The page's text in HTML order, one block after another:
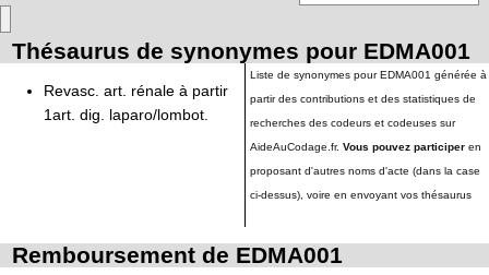
Thésaurus de synonymes pour EDMA001
Revasc. art. rénale à partir
1art. dig. laparo/lombot.
Liste de synonymes pour EDMA001 générée à
partir des contributions et des statistiques de
recherches des codeurs et codeuses sur
AideAuCodage.fr. Vous pouvez participer en
proposant d'autres noms d'acte (dans la case
ci-dessus), voire en envoyant vos thésaurus
Remboursement de EDMA001